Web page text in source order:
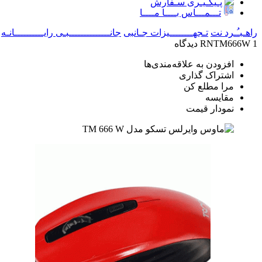
تـــمـــاس بــــا مــــا
راهـبـُـرد نت تـجهــــــــیزات جـانبی جانــــــــــــــبـی رایــــــــــانـه
RNTM666W 1 دیدگاه
افزودن به علاقه‌مندی‌ها
اشتراک گذاری
مرا مطلع کن
مقایسه
نمودار قیمت